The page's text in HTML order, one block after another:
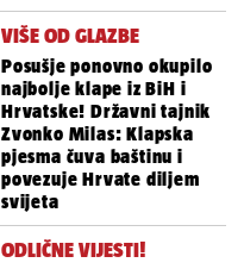
VIŠE OD GLAZBE
Posušje ponovno okupilo
najbolje klape iz BiH i
Hrvatske! Državni tajnik
Zvonko Milas: Klapska
pjesma čuva baštinu i
povezuje Hrvate diljem
svijeta
ODLIČNE VIJESTI!